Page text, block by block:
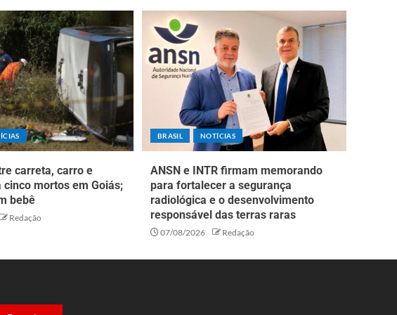
carreta, carro e
cinco mortos em Goiás;
bebê
Redação
BRASIL NOTÍCIAS
ANSN e INTR firmam memorando
para fortalecer a segurança
radiológica e o desenvolvimento
responsável das terras raras
07/08/2026 Redação